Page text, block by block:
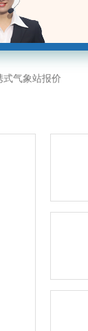
气象站，手持气象站，水位监
气象站报价